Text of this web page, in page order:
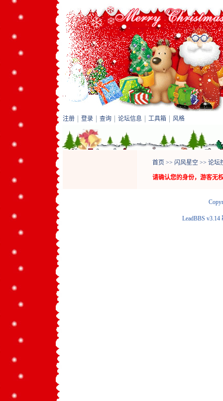
注册 登录 查询 论坛信息 工具箱 风格
首页 >> 闪风星空 >> 论坛
请确认您的身份，游客无
LeadBBS v3.14